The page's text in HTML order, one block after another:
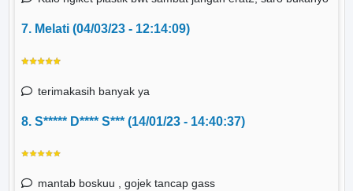
7. Melati (04/03/23 - 12:14:09)
terimakasih banyak ya
8. S***** D**** S*** (14/01/23 - 14:40:37)
mantab boskuu , gojek tancap gass